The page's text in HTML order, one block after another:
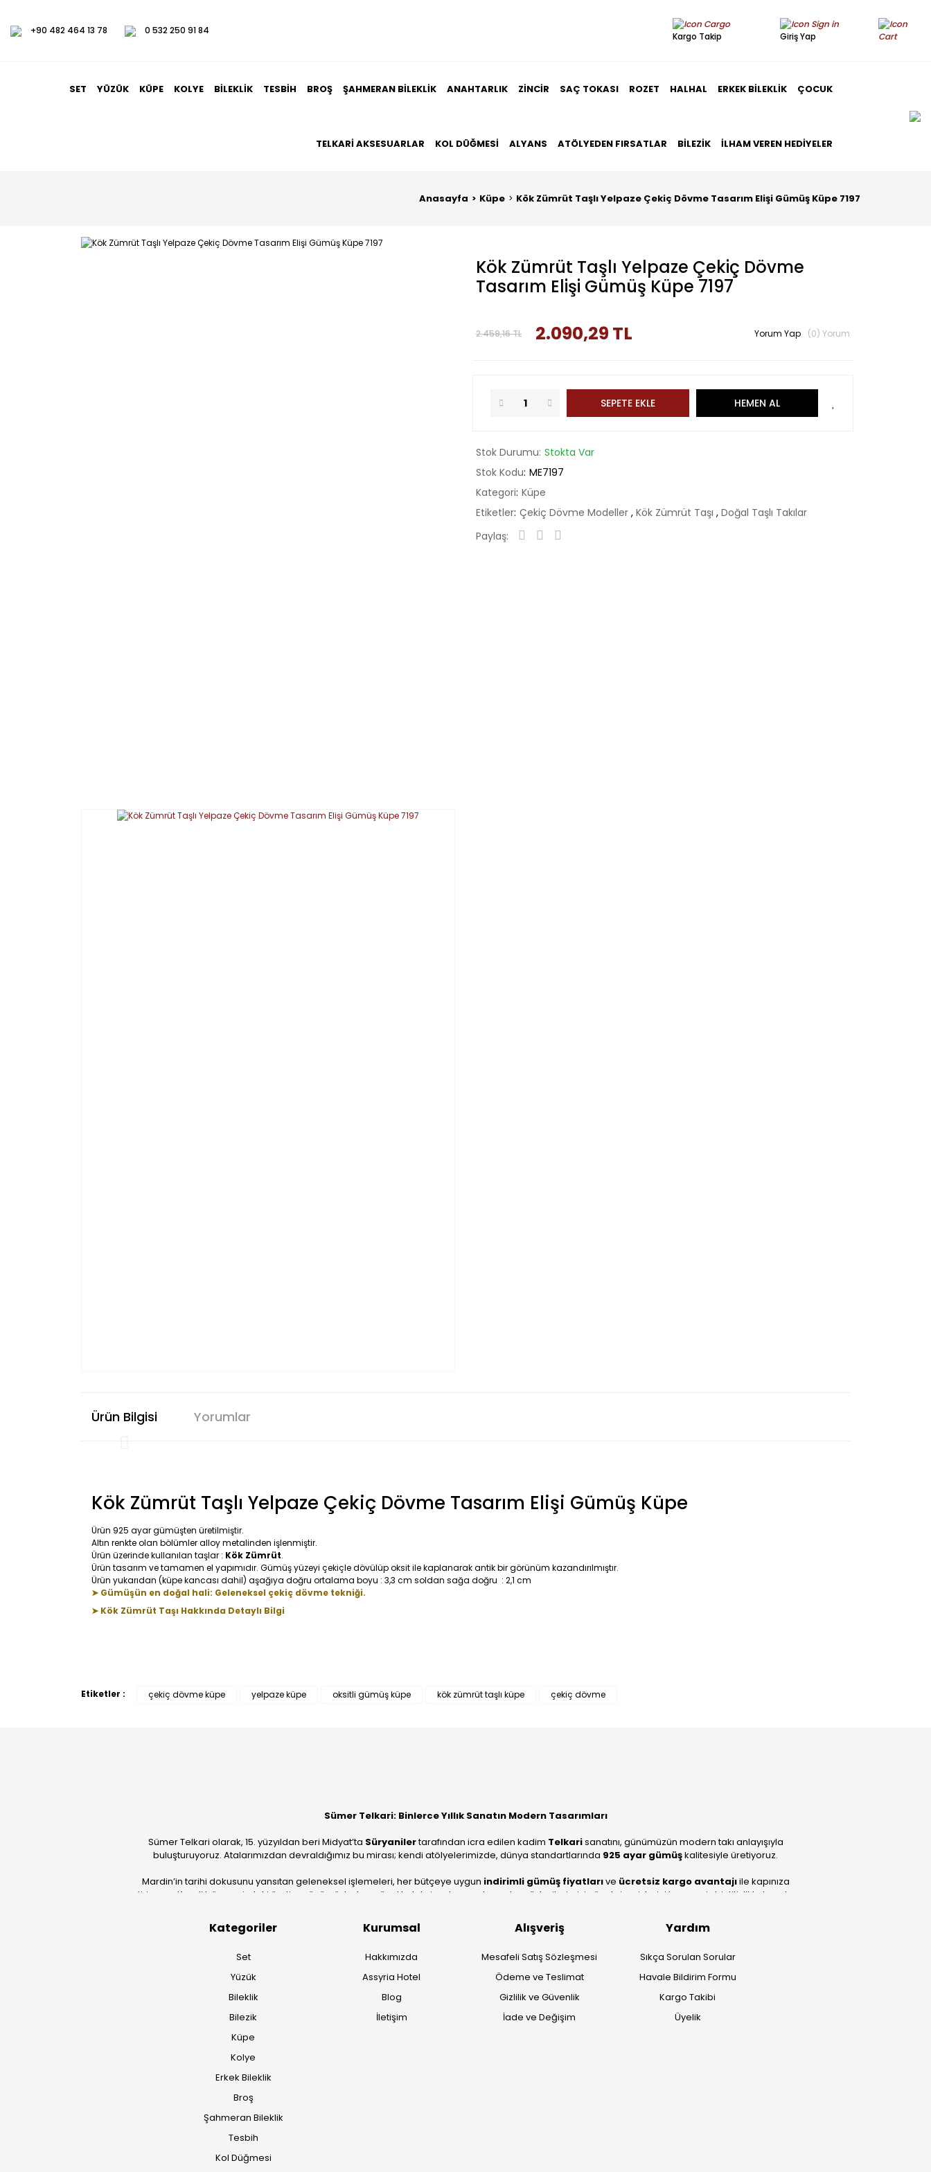
+90 482 464 13 78 0 532 250 91 84
Kargo Takip Giriş Yap
SET YÜZÜK KÜPE KOLYE BILEKLIK TESBIH BROŞ ŞAHMERAN BILEKLIK ANAHTARLIK ZINCIR SAÇ TOKASI ROZET HALHAL ERKEK BILEKLIK ÇOCUK
TELKARI AKSESUARLAR KOL DÜĞMESI ALYANS ATÖLYEDEN FIRSATLAR BILEZIK İLHAM VEREN HEDIYELER
Anasayfa Küpe Kök Zümrüt Taşlı Yelpaze Çekiç Dövme Tasarım Elişi Gümüş Küpe 7197
Kök Zümrüt Taşlı Yelpaze Çekiç Dövme
Tasarım Elişi Gümüş Küpe 7197
2.459,16 TL 2.090,29 TL Yorum Yap (0) Yorum
SEPETE EKLE HEMEN AL
Stok Durumu Stokta Var
Stok Kodu ME7197
Kategori Küpe
Etiketler Çekiç Dövme Modeller , Kök Zümrüt Taşı , Doğal Taşlı Takılar
Paylaş:
Ürün Bilgisi Yorumlar
Kök Zümrüt Taşlı Yelpaze Çekiç Dövme Tasarım Elişi Gümüş Küpe
Ürün 925 ayar gümüşten üretilmiştir.
Altın renkte olan bölümler alloy metalinden işlenmiştir.
Ürün üzerinde kullanılan taşlar : Kök Zümrüt.
Ürün tasarım ve tamamen el yapımıdır. Gümüş yüzeyi çekiçle dövülüp oksit ile kaplanarak antik bir görünüm kazandırılmıştır.
Ürün yukarıdan (küpe kancası dahil) aşağıya doğru ortalama boyu : 3,3 cm soldan sağa doğru : 2,1 cm
➤ Gümüşün en doğal hali: Geleneksel çekiç dövme tekniği.
➤ Kök Zümrüt Taşı Hakkında Detaylı Bilgi
Etiketler : çekiç dövme küpe yelpaze küpe oksitli gümüş küpe kök zümrüt taşlı küpe çekiç dövme
Sümer Telkari: Binlerce Yıllık Sanatın Modern Tasarımları
Sümer Telkari olarak, 15. yüzyıldan beri Midyat’ta Süryanilertarafından icra edilen kadim Telkarisanatını, günümüzün modern takı anlayışıyla
buluşturuyoruz. Atalarımızdan devraldığımız bu mirası; kendi atölyelerimizde, dünya standartlarında 925 ayar gümüşkalitesiyle üretiyoruz.
Mardin’in tarihi dokusunu yansıtan geleneksel işlemeleri, her bütçeye uygun indirimli gümüş fiyatlarıve ücretsiz kargo avantajıile kapınıza
getiriyoruz. Kendi bünyemizdeki üretim gücümüzle, hem özel koleksiyonlarımızı hem de müşterilerimizin özel siparişlerini benzersiz bir titizlikle hazırlıyor;
Kategoriler
Set
Yüzük
Bileklik
Bilezik
Küpe
Kolye
Erkek Bileklik
Broş
Şahmeran Bileklik
Tesbih
Kol Düğmesi
Kurumsal
Hakkımızda
Assyria Hotel
Blog
İletişim
Alışveriş
Mesafeli Satış Sözleşmesi
Ödeme ve Teslimat
Gizlilik ve Güvenlik
İade ve Değişim
Yardım
Sıkça Sorulan Sorular
Havale Bildirim Formu
Kargo Takibi
Üyelik